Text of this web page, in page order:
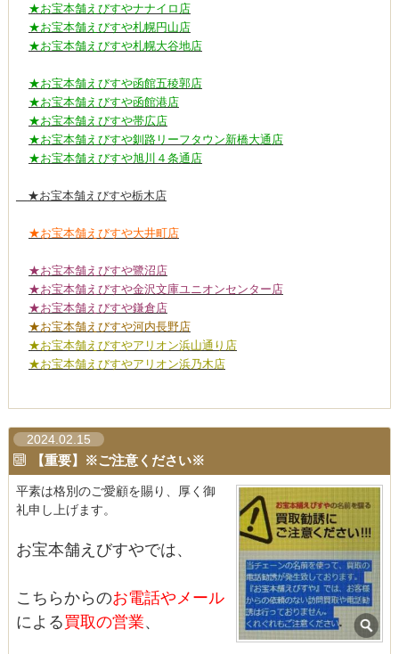
★お宝本舗えびすやナナイロ店
★お宝本舗えびすや札幌円山店
★お宝本舗えびすや札幌大谷地店
★お宝本舗えびすや函館五稜郭店
★お宝本舗えびすや函館港店
★お宝本舗えびすや帯広店
★お宝本舗えびすや釧路リーフタウン新橋大通店
★お宝本舗えびすや旭川４条通店
★お宝本舗えびすや栃木店
★お宝本舗えびすや大井町店
★お宝本舗えびすや鷺沼店
★お宝本舗えびすや金沢文庫ユニオンセンター店
★お宝本舗えびすや鎌倉店
★お宝本舗えびすや河内長野店
★お宝本舗えびすやアリオン浜山通り店
★お宝本舗えびすやアリオン浜乃木店
2024.02.15
【重要】※ご注意ください※
平素は格別のご愛顧を賜り、厚く御
礼申し上げます。
お宝本舗えびすやでは、
こちらからのお電話やメール
による買取の営業、